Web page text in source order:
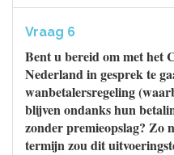
Vraag 6
Bent u bereid om met het
Nederland in gesprek te
wanbetalersregeling
blijven ondanks hun
zonder premieopslag? Zo
termijn zou dit